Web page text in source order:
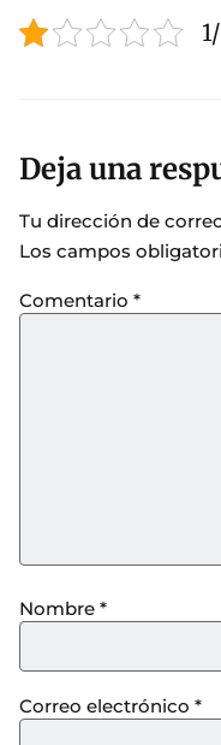
Deja una
Tu dirección de
Los campos
Comentario *
Nombre *
Correo electrónico *